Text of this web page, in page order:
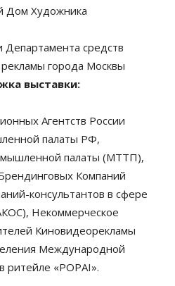
Художника
средств
города Москвы
выставки:
Агентств России
палаты РФ,
палаты (МТТП),
Компаний
консультантов в сфере
Некоммерческое
Киновидеорекламы
Международной
ритейле «POPAI».